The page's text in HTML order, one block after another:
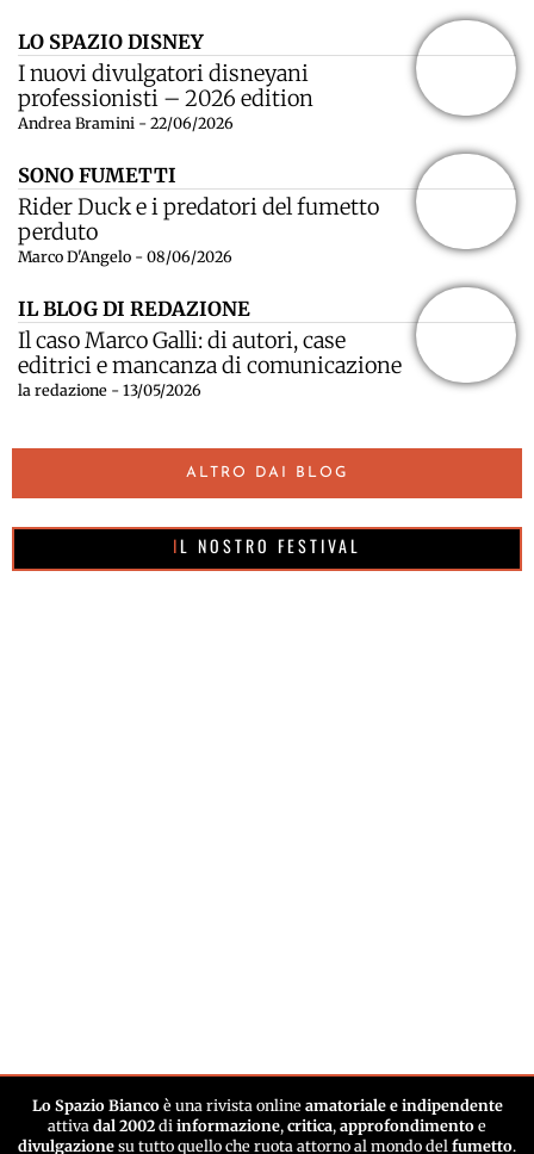
LO SPAZIO DISNEY
I nuovi divulgatori disneyani
professionisti – 2026 edition
Andrea Bramini - 22/06/2026
SONO FUMETTI
Rider Duck e i predatori del fumetto
perduto
Marco D'Angelo - 08/06/2026
IL BLOG DI REDAZIONE
Il caso Marco Galli: di autori, case
editrici e mancanza di comunicazione
la redazione - 13/05/2026
ALTRO DAI BLOG
IL NOSTRO FESTIVAL
Lo Spazio Biancoè una rivista online amatoriale e indipendente
attiva dal 2002 di informazione, critica, approfondimento e
divulgazione su tutto quello che ruota attorno al mondo del fumetto.